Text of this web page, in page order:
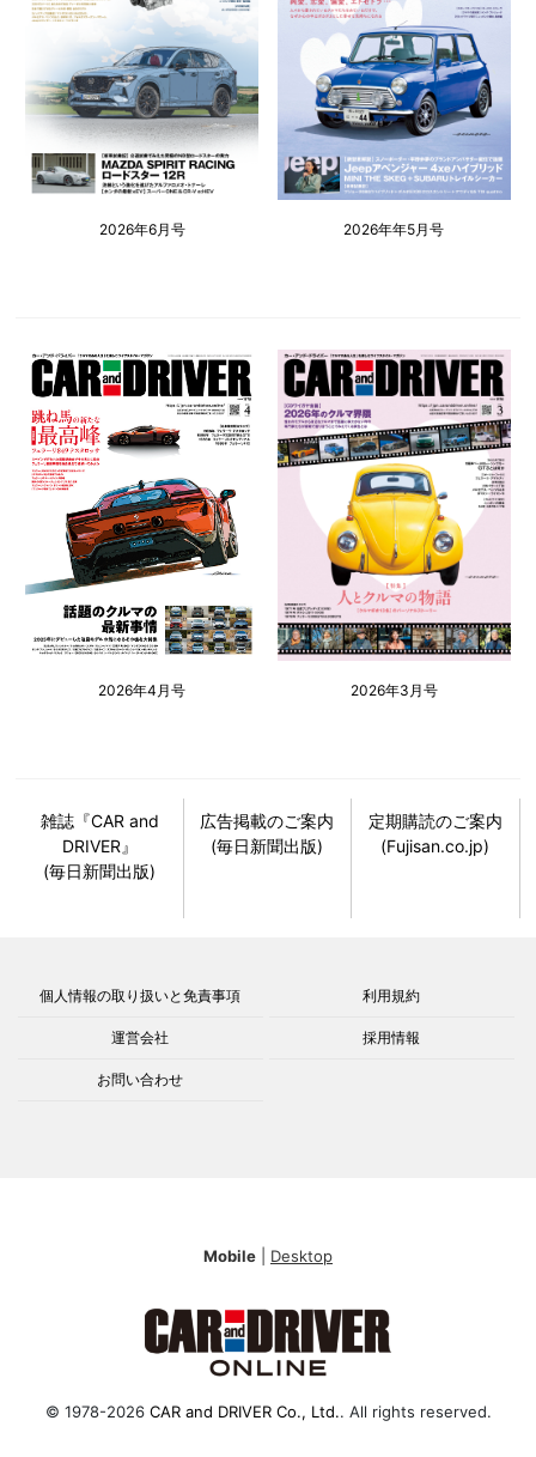
2026年6月号 2026年年5月号
2026年4月号 2026年3月号
雑誌『CAR and
DRIVER』
(毎日新聞出版)
広告掲載のご案内
(毎日新聞出版)
定期購読のご案内
(Fujisan.co.jp)
個人情報の取り扱いと免責事項 利用規約
運営会社 採用情報
お問い合わせ
Mobile Desktop
© 1978-2026 CAR and DRIVER Co., Ltd.. All rights reserved.